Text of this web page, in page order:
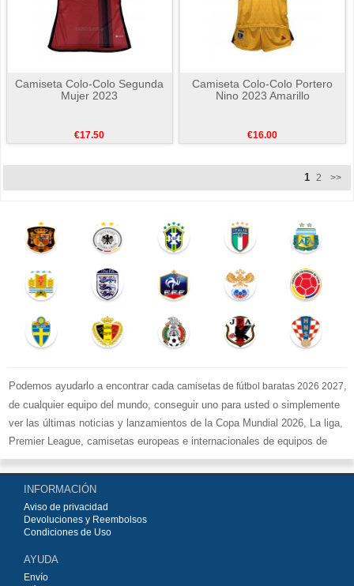
Camiseta Colo-Colo Segunda
Mujer 2023
€17.50
Camiseta Colo-Colo Portero
Nino 2023 Amarillo
€16.00
1 2 >>
Podemos ayudarlo a encontrar cada camisetas de fútbol baratas 2026 2027
de cualquier equipo del mundo, conseguir uno para usted o simplemente
ver las últimas noticias y lanzamientos de la Copa Mundial 2026, La liga,
Premier League, camisetas europeas e internacionales de equipos de
fútbol y kits.
Comprecamisetas de fútbol baratas replicasen la tienda deportiva
más grande de Europa. ¡Grandes ofertas en todas las camisetas del club
de fútbol, ​​kits europeos e internacionales, todo a los precios más bajos!
Compre nuestra gran selección de
INFORMACIÓN
Aviso de privacidad
Devoluciones y Reembolsos
Condiciones de Uso
AYUDA
Envío